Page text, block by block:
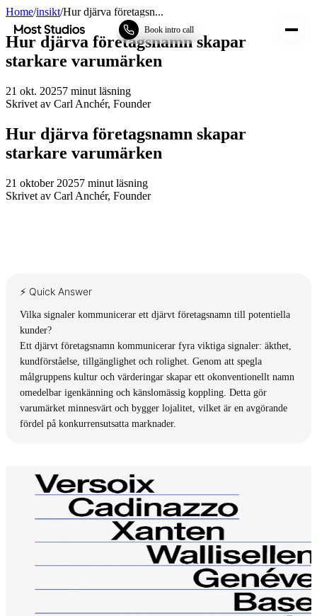
Most Studios Book intro call
Home/insikt/Hur djärva företagsn...
Hur djärva företagsnamn skapar
starkare varumärken
21 okt. 20257 minut läsning
Skrivet av Carl Anchér, Founder
Hur djärva företagsnamn skapar
starkare varumärken
21 oktober 20257 minut läsning
Skrivet av Carl Anchér, Founder
⚡ Quick Answer
Vilka signaler kommunicerar ett djärvt företagsnamn till potentiella
kunder?
Ett djärvt företagsnamn kommunicerar fyra viktiga signaler: äkthet,
kundförståelse, tillgänglighet och rolighet. Genom att spegla
målgruppens kultur och värderingar skapar ett okonventionellt namn
omedelbar igenkänning och känslomässig koppling. Detta gör
varumärket minnesvärt och bygger lojalitet, vilket är en avgörande
fördel på konkurrensutsatta marknader.